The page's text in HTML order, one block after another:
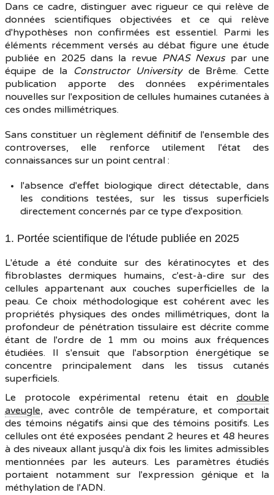
Dans ce cadre, distinguer avec rigueur ce qui relève de
données scientifiques objectivées et ce qui relève
d'hypothèses non confirmées est essentiel. Parmi les
éléments récemment versés au débat figure une étude
publiée en 2025 dans la revue PNAS Nexuspar une
équipe de la Constructor Universityde Brême. Cette
publication apporte des données expérimentales
nouvelles sur l'exposition de cellules humaines cutanées à
ces ondes millimétriques.
Sans constituer un règlement définitif de l'ensemble des
controverses, elle renforce utilement l'état des
connaissances sur un point central :
l'absence d'effet biologique direct détectable, dans
les conditions testées, sur les tissus superficiels
directement concernés par ce type d'exposition.
1. Portée scientifique de l'étude publiée en 2025
L'étude a été conduite sur des kératinocytes et des
fibroblastes dermiques humains, c'est-à-dire sur des
cellules appartenant aux couches superficielles de la
peau. Ce choix méthodologique est cohérent avec les
propriétés physiques des ondes millimétriques, dont la
profondeur de pénétration tissulaire est décrite comme
étant de l'ordre de 1 mm ou moins aux fréquences
étudiées. Il s'ensuit que l'absorption énergétique se
concentre principalement dans les tissus cutanés
superficiels.
Le protocole expérimental retenu était en double
aveugle, avec contrôle de température, et comportait
des témoins négatifs ainsi que des témoins positifs. Les
cellules ont été exposées pendant 2 heures et 48 heures
à des niveaux allant jusqu'à dix fois les limites admissibles
mentionnées par les auteurs. Les paramètres étudiés
portaient notamment sur l'expression génique et la
méthylation de l'ADN.